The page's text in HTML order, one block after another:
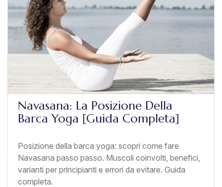
Navasana: La Posizione Della
Barca Yoga [Guida Completa]
Posizione della barca yoga: scopri come fare
Navasana passo passo. Muscoli coinvolti, benefici,
varianti per principianti e errori da evitare. Guida
completa.